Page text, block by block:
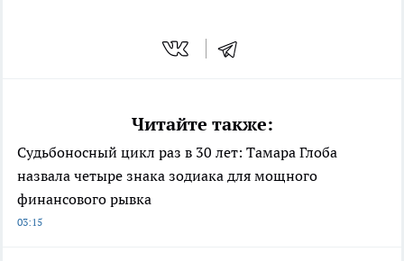
Читайте также:
Судьбоносный цикл раз в 30 лет: Тамара Глоба
назвала четыре знака зодиака для мощного
финансового рывка
03:15